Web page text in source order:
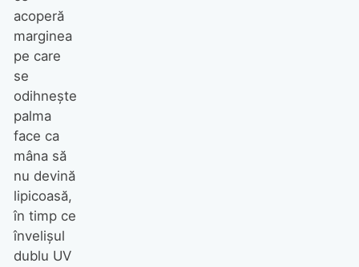
acoperă
marginea
pe care
se
odihneşte
palma
face ca
mâna să
nu devină
lipicoasă,
în timp ce
învelişul
dublu UV